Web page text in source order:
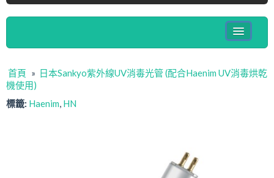
嬰兒產品
Cura Connect
首頁 » 日本Sankyo紫外線UV消毒光管 (配合Haenim UV消毒烘乾
機使用)
標籤: Haenim, HN